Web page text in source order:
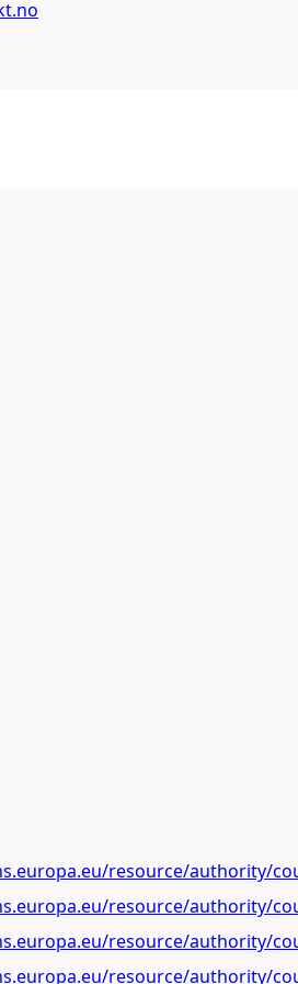
første gang ble utgitt. Det kan
resource/authority/
resource/authority/
resource/authority/
resource/authority/